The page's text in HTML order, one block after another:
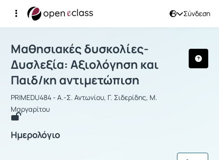
Σύνδεση
Μάθημα : Μαθησιακές δυσκολίες-
Μαθησιακές δυσκολίες-
Δυσλεξία: Αξιολόγηση και
Παιδ/κη αντιμετώπιση
PRIMEDU484 - Α.-Σ. Αντωνίου, Γ. Σιδερίδης, Μ.
Μαργαρίτου
Ημερολόγιο